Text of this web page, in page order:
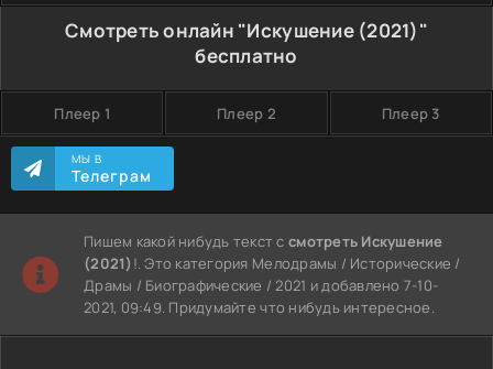
Смотреть онлайн "Искушение (2021)"
бесплатно
Плеер 1 Плеер 2 Плеер 3
МЫ В
Телеграм
Пишем какой нибудь текст ссмотреть Искушение
(2021) !. Это категория Мелодрамы / Исторические /
Драмы / Биографические / 2021 и добавлено 7-10-
2021, 09:49. Придумайте что нибудь интересное.